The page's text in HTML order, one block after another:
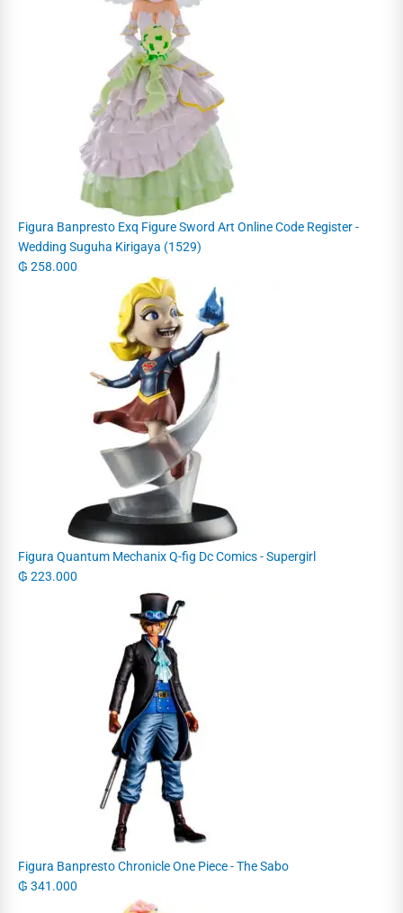
Figura Banpresto Exq Figure Sword Art Online Code Register -
Wedding Suguha Kirigaya (1529)
₲ 258.000
Figura Quantum Mechanix Q-fig Dc Comics - Supergirl
₲ 223.000
Figura Banpresto Chronicle One Piece - The Sabo
₲ 341.000